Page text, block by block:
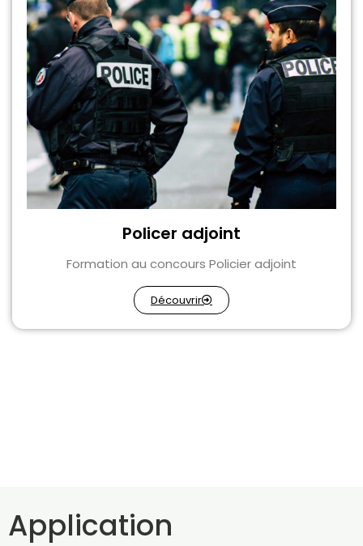
Policer adjoint
Formation au concours Policier adjoint
Découvrir
Application